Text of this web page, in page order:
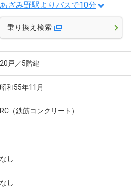
あざみ野駅よりバスで10分
乗り換え検索
20戸／5階建
昭和55年11月
RC（鉄筋コンクリート）
なし
なし